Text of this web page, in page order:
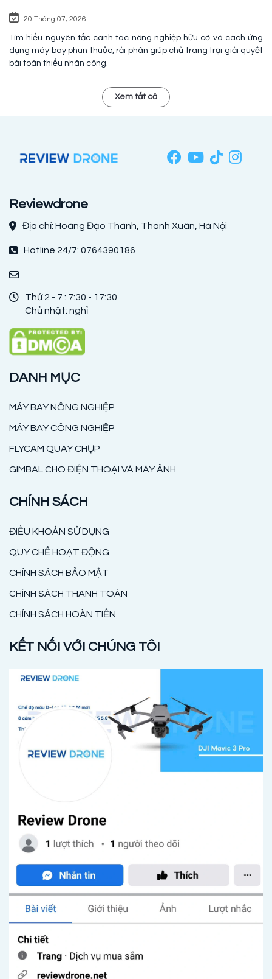
20 Tháng 07, 2026
Tìm hiểu nguyên tắc canh tác nông nghiệp hữu cơ và cách ứng
dụng máy bay phun thuốc, rải phân giúp chủ trang trại giải quyết
bài toán thiếu nhân công.
Xem tất cả
Reviewdrone
Địa chỉ: Hoàng Đạo Thành, Thanh Xuân, Hà Nội
Hotline 24/7: 0764390186
Thứ 2 - 7 : 7:30 - 17:30
Chủ nhật: nghỉ
DANH MỤC
MÁY BAY NÔNG NGHIỆP
MÁY BAY CÔNG NGHIỆP
FLYCAM QUAY CHỤP
GIMBAL CHO ĐIỆN THOẠI VÀ MÁY ẢNH
CHÍNH SÁCH
ĐIỀU KHOẢN SỬ DỤNG
QUY CHẾ HOẠT ĐỘNG
CHÍNH SÁCH BẢO MẬT
CHÍNH SÁCH THANH TOÁN
CHÍNH SÁCH HOÀN TIỀN
KẾT NỐI VỚI CHÚNG TÔI